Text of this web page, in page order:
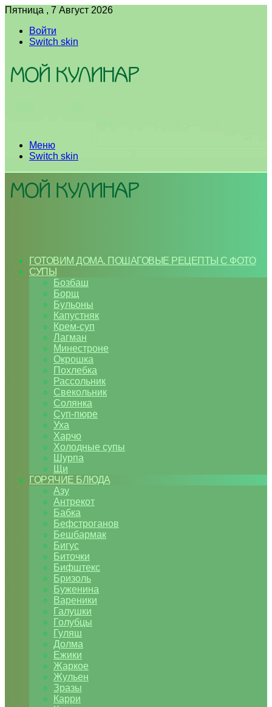
Пятница , 7 Август 2026
Войти
Switch skin
Меню
Switch skin
ГОТОВИМ ДОМА. ПОШАГОВЫЕ РЕЦЕПТЫ С ФОТО
СУПЫ
Бозбаш
Борщ
Бульоны
Капустняк
Крем-суп
Лагман
Минестроне
Окрошка
Похлебка
Рассольник
Свекольник
Солянка
Суп-пюре
Уха
Харчо
Холодные супы
Шурпа
Щи
ГОРЯЧИЕ БЛЮДА
Азу
Антрекот
Бабка
Бефстроганов
Бешбармак
Бигус
Биточки
Бифштекс
Бризоль
Буженина
Вареники
Галушки
Голубцы
Гуляш
Долма
Ежики
Жаркое
Жульен
Зразы
Карри